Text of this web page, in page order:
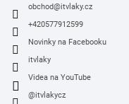
obchod@itvlaky.cz
+420577912599
Novinky na Facebooku
itvlaky
Videa na YouTube
@itvlakycz